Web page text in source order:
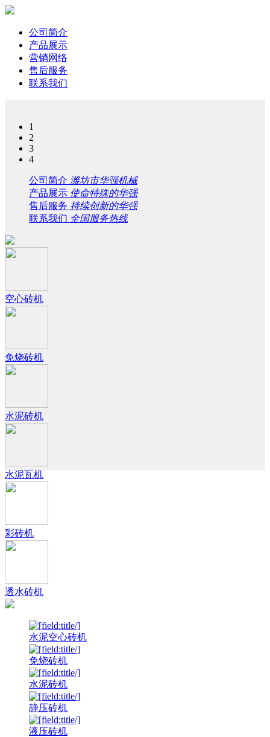
公司简介
产品展示
营销网络
售后服务
联系我们
1
2
3
4
公司简介 潍坊市华强机械
产品展示 使命特殊的华强
售后服务 持续创新的华强
联系我们 全国服务热线
空心砖机
免烧砖机
水泥砖机
水泥瓦机
彩砖机
透水砖机
水泥空心砖机
免烧砖机
水泥砖机
静压砖机
液压砖机